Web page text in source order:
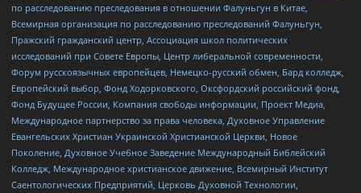
по расследованию преследования в отношении Фалуньгун в Китае,
Всемирная организация по расследованию преследований Фалуньгун,
Пражский гражданский центр, Ассоциация школ политических
исследований при Совете Европы, Центр либеральной современности,
Форум русскоязычных европейцев, Немецко-русский обмен, Бард колледж,
Европейский выбор, Фонд Ходорковского, Оксфордский российский фонд,
Фонд Будущее России, Компания свободы информации, Проект Медиа,
Международное партнерство за права человека, Духовное Управление
Евангельских Христиан Украинской Христианской Церкви, Новое
Поколение, Духовное Учебное Заведение Международный Библейский
Колледж, Международное христианское движение, Всемирный Институт
Саентологических Предприятий, Церковь Духовной Технологии,